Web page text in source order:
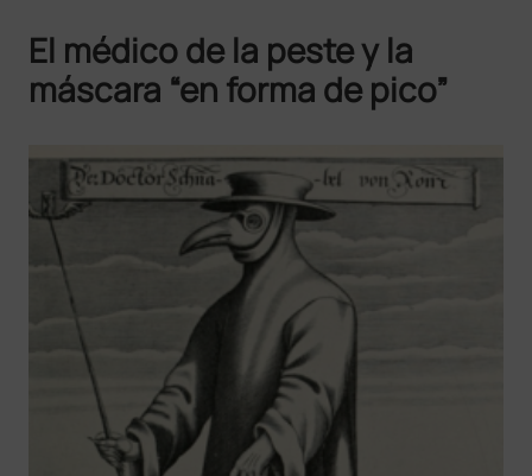
El médico de la peste y la
máscara “en forma de pico”